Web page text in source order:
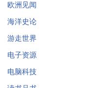
欧洲见闻
海洋史论
游走世界
电子资源
电脑科技